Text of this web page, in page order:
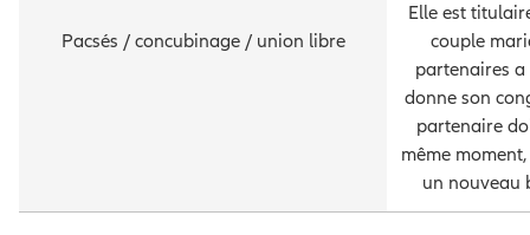
Pacsés / concubinage / union libre
Elle est
couple
partenaires
donne son
partenaire
même
un nouveau